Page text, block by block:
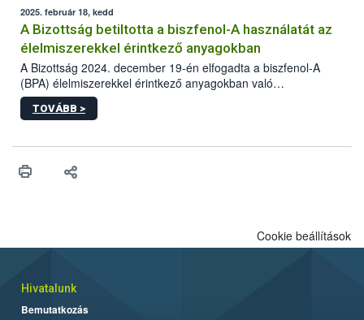
mennyiségének esetenként a kezelt terményeken is jelen kell
lennie. Nem minden élelmiszer tartalmaz szermaradékot.
Azokban az élelmiszerekben is, melyekben kimutathatóak,
általában csak nagyon kis mennyiségben vannak jelen, így nem
jelenthetnek kockázatot a fogyasztó egészségére nézve.
2025. február 18, kedd
A Bizottság betiltotta a biszfenol-A használatát az
élelmiszerekkel érintkező anyagokban
A Bizottság 2024. december 19-én elfogadta a biszfenol-A
(BPA) élelmiszerekkel érintkező anyagokban való
felhasználásának tilalmát. A korlátozás a BPA potenciálisan
káros egészségügyi hatásai miatt lépett életbe.
TOVÁBB >
Cookie beállítások
Hivatalunk
Bemutatkozás